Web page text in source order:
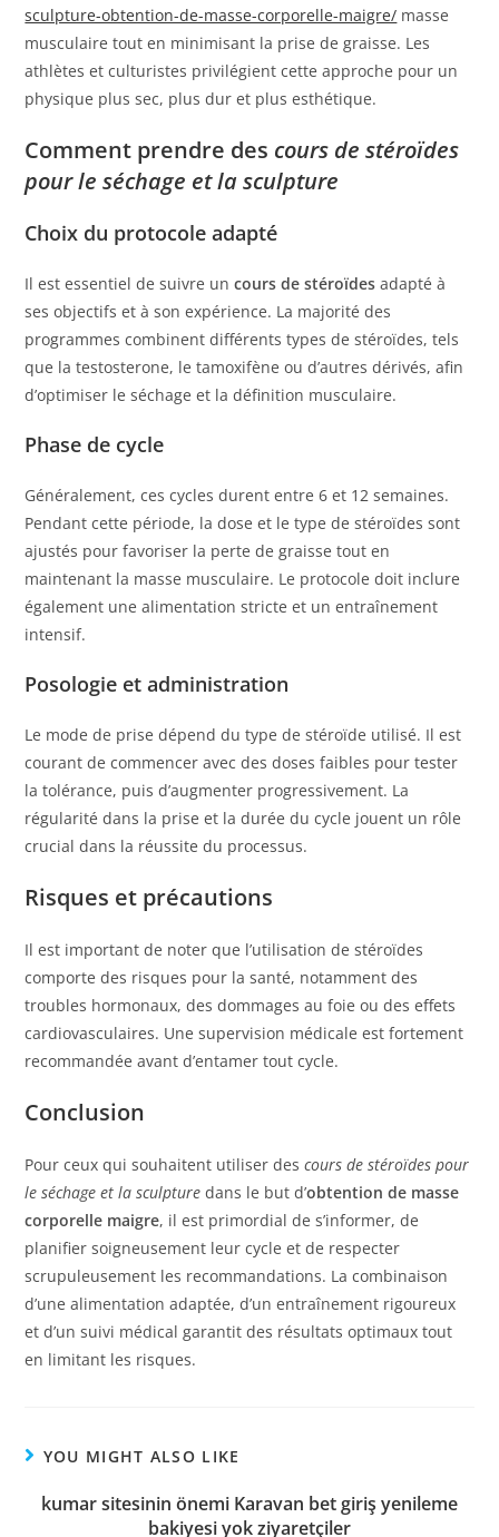
sculpture-obtention-de-masse-corporelle-maigre/ masse
musculaire tout en minimisant la prise de graisse. Les
athlètes et culturistes privilégient cette approche pour un
physique plus sec, plus dur et plus esthétique.
Comment prendre des cours de stéroïdes
pour le séchage et la sculpture
Choix du protocole adapté
Il est essentiel de suivre uncours de stéroïdes adapté à
ses objectifs et à son expérience. La majorité des
programmes combinent différents types de stéroïdes, tels
que la testosterone, le tamoxifène ou d’autres dérivés, afin
d’optimiser le séchage et la définition musculaire.
Phase de cycle
Généralement, ces cycles durent entre 6 et 12 semaines.
Pendant cette période, la dose et le type de stéroïdes sont
ajustés pour favoriser la perte de graisse tout en
maintenant la masse musculaire. Le protocole doit inclure
également une alimentation stricte et un entraînement
intensif.
Posologie et administration
Le mode de prise dépend du type de stéroïde utilisé. Il est
courant de commencer avec des doses faibles pour tester
la tolérance, puis d’augmenter progressivement. La
régularité dans la prise et la durée du cycle jouent un rôle
crucial dans la réussite du processus.
Risques et précautions
Il est important de noter que l’utilisation de stéroïdes
comporte des risques pour la santé, notamment des
troubles hormonaux, des dommages au foie ou des effets
cardiovasculaires. Une supervision médicale est fortement
recommandée avant d’entamer tout cycle.
Conclusion
Pour ceux qui souhaitent utiliser descours de stéroïdes pour
le séchage et la sculpture dans le but d’obtention de masse
corporelle maigre, il est primordial de s’informer, de
planifier soigneusement leur cycle et de respecter
scrupuleusement les recommandations. La combinaison
d’une alimentation adaptée, d’un entraînement rigoureux
et d’un suivi médical garantit des résultats optimaux tout
en limitant les risques.
YOU MIGHT ALSO LIKE
kumar sitesinin önemi Karavan bet giriş yenileme
bakiyesi yok ziyaretçiler